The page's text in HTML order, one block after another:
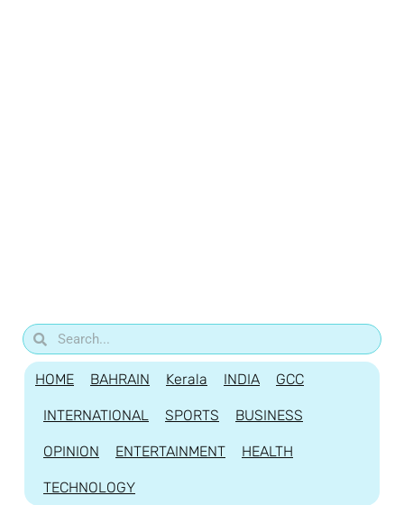
HOME BAHRAIN Kerala INDIA GCC
INTERNATIONAL SPORTS BUSINESS
OPINION ENTERTAINMENT HEALTH
TECHNOLOGY